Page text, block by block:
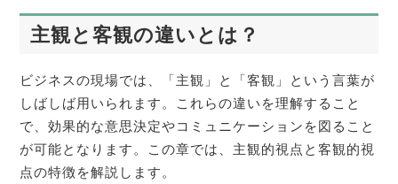
主観と客観の違いとは？
ビジネスの現場では、「主観」と「客観」という言葉が
しばしば用いられます。これらの違いを理解すること
で、効果的な意思決定やコミュニケーションを図ること
が可能となります。この章では、主観的視点と客観的視
点の特徴を解説します。